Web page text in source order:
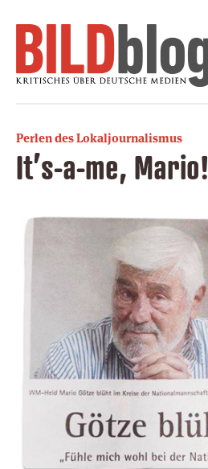
Perlen des Lokaljournalismus
It’s-a-me, Mario!